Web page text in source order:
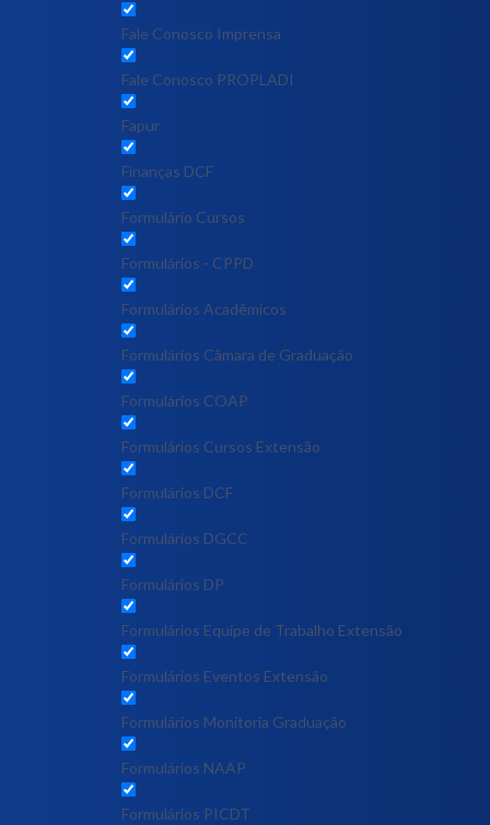
Fale Conosco Imprensa
Fale Conosco PROPLADI
Fapur
Finanças DCF
Formulário Cursos
Formulários - CPPD
Formulários Acadêmicos
Formulários Câmara de Graduação
Formulários COAP
Formulários Cursos Extensão
Formulários DCF
Formulários DGCC
Formulários DP
Formulários Equipe de Trabalho Extensão
Formulários Eventos Extensão
Formulários Monitoria Graduação
Formulários NAAP
Formulários PICDT